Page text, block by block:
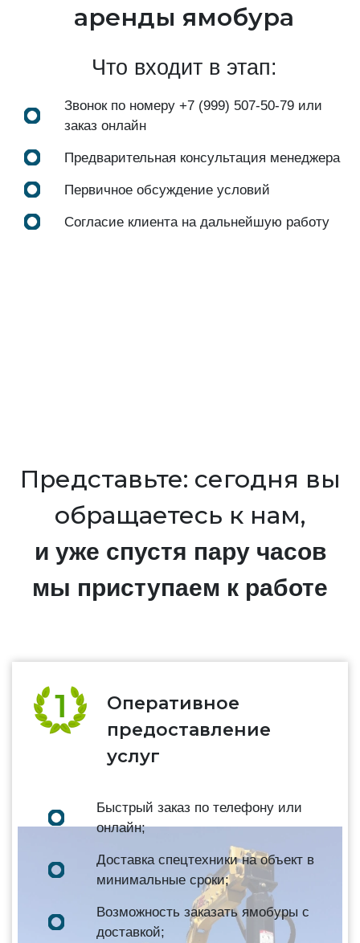
аренды ямобура
Что входит в этап:
Звонок по номеру +7 (999) 507-50-79 или
заказ онлайн
Предварительная консультация менеджера
Первичное обсуждение условий
Согласие клиента на дальнейшую работу
Представьте: сегодня вы
обращаетесь к нам,
и уже спустя пару часов
мы приступаем к работе
Оперативное
предоставление
услуг
Быстрый заказ по телефону или
онлайн;
Доставка спецтехники на объект в
минимальные сроки;
Возможность заказать ямобуры с
доставкой;